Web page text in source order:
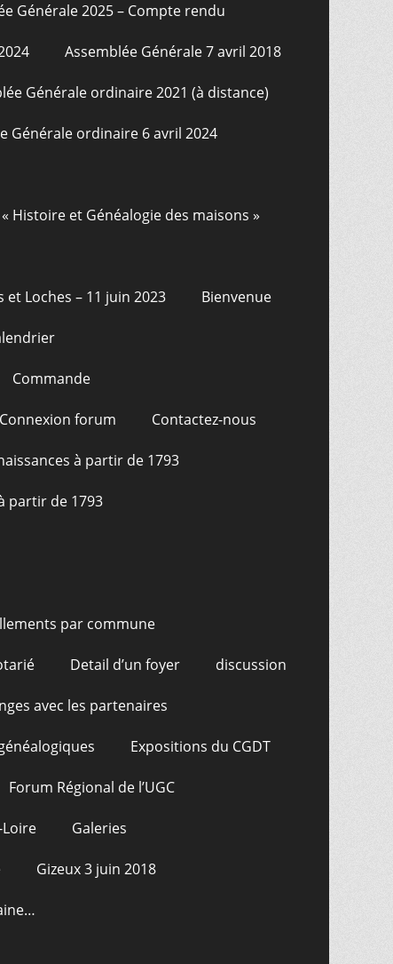
Générale 2025 – Compte rendu
Assemblée Générale 7 avril 2018
Générale ordinaire 2021 (à distance)
Générale ordinaire 6 avril 2024
Histoire et Généalogie des maisons »
et Loches – 11 juin 2023 Bienvenue
Commande
Connexion forum Contactez-nous
à partir de 1793
partir de 1793
par commune
Detail d’un foyer discussion
avec les partenaires
Expositions du CGDT
Forum Régional de l’UGC
Loire Galeries
Gizeux 3 juin 2018